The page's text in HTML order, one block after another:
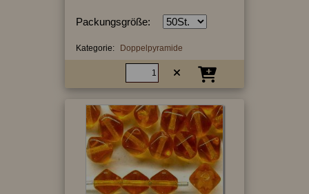
Packungsgröße:
Kategorie: Doppelpyramide